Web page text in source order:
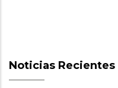
Noticias Recientes